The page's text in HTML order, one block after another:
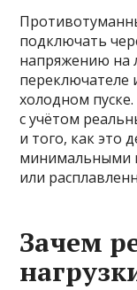
подключать
напряжению на
переключателе
холодном
с учётом
и того, как это
минимальными
или
Зачем